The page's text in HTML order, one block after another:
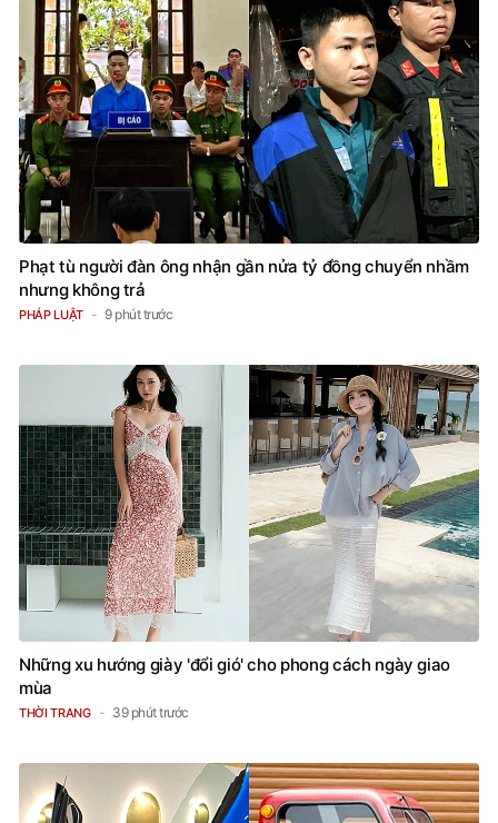
Phạt tù người đàn ông nhận gần nửa tỷ đồng chuyển nhầm
nhưng không trả
PHÁP LUẬT 9 phút trước
Những xu hướng giày 'đổi gió' cho phong cách ngày giao
mùa
THỜI TRANG